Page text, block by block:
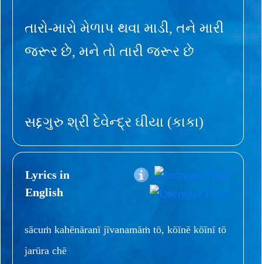
તારો-મારો મેળાપ થવા માડી, તને મારી
જરૂર છે, મને તો તારી જરૂર છે
સદ્દગુરુ શ્રી દેવેન્દ્ર ઘીયા (કાકા)
Lyrics in
English
sācuṁ kahēnāranī jīvanamāṁ tō, kōīnē kōīnī tō
jarūra chē